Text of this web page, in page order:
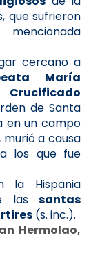
que sufrieron
cercano a
María
de Santa
en un campo
a causa
los que fue
la Hispania
las santas
(s. inc.).
Hermolao,